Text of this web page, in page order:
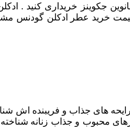
خریداری کنید .
عطر ادکلن گودنس مشکی
های جذاب و فریبنده‌ اش
محبوب و جذاب زنانه